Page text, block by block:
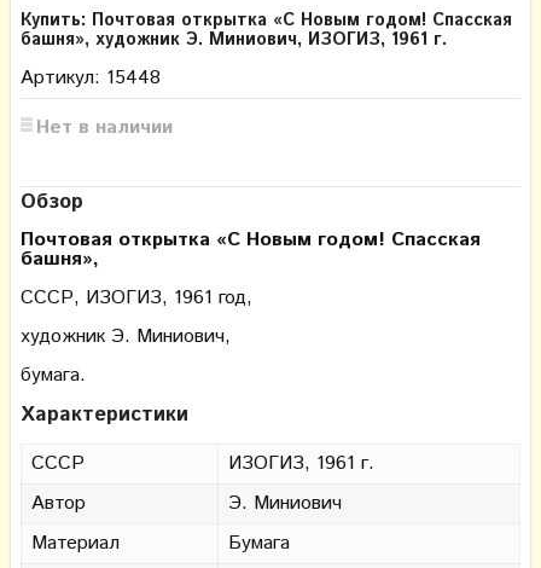
Купить: Почтовая открытка «С Новым годом! Спасская
башня», художник Э. Миниович, ИЗОГИЗ, 1961 г.
Артикул: 15448
Нет в наличии
Обзор
Почтовая открытка «С Новым годом! Спасская
башня»,
СССР, ИЗОГИЗ, 1961 год,
художник Э. Миниович,
бумага.
Характеристики
СССР
ИЗОГИЗ, 1961 г.
Автор
Э. Миниович
Материал
Бумага